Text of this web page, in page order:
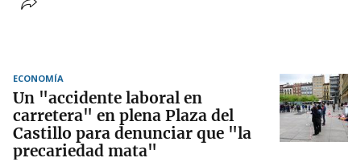
ECONOMÍA
Un "accidente laboral en
carretera" en plena Plaza del
Castillo para denunciar que "la
precariedad mata"